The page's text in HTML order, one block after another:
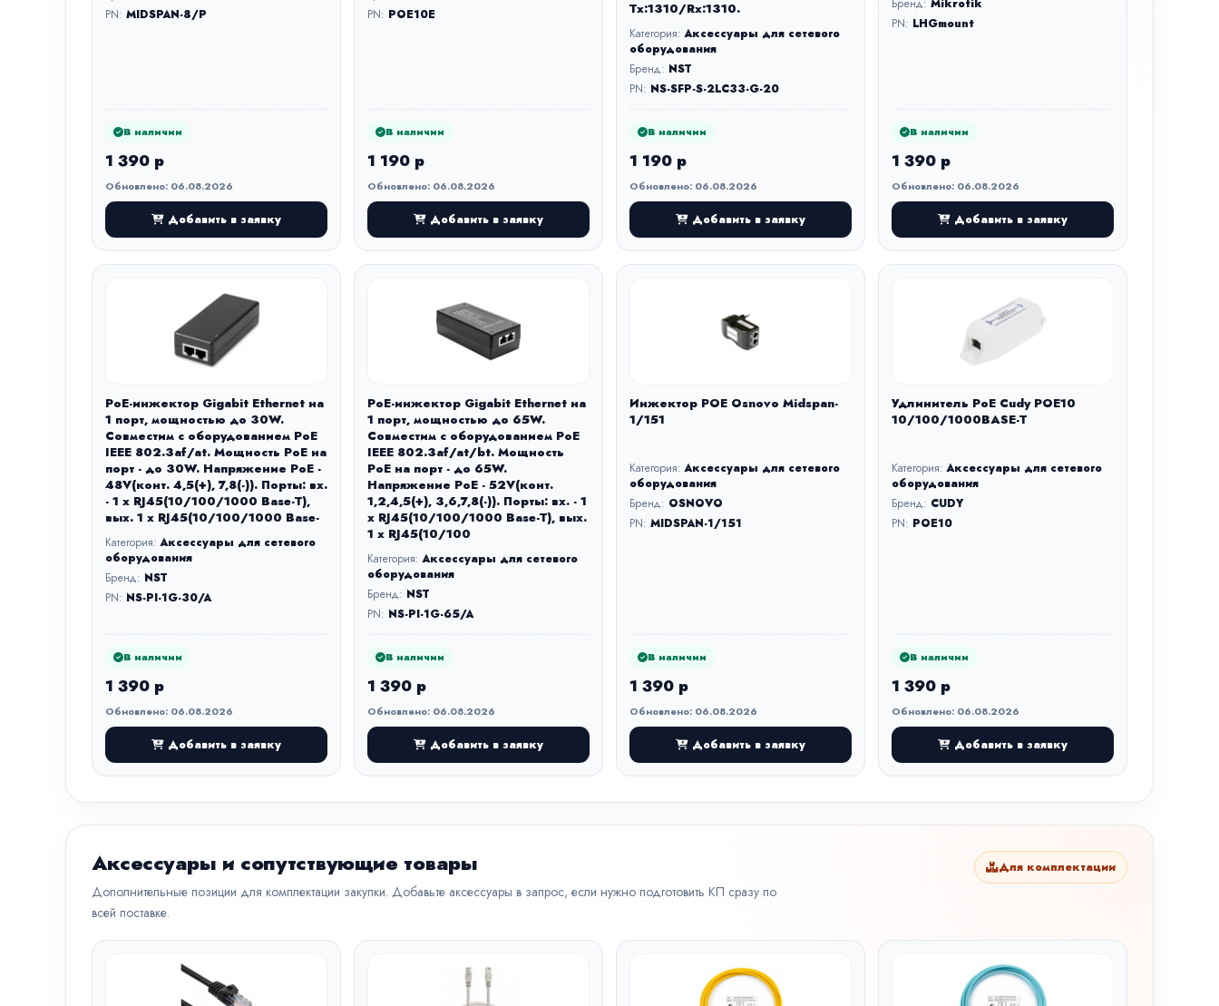
PN: MIDSPAN-8/P
В наличии
1 390 р
Обновлено: 06.08.2026
Добавить в заявку
PN: POE10E
В наличии
1 190 р
Обновлено: 06.08.2026
Добавить в заявку
Tx:1310/Rx:1310.
Категория:Аксессуары для сетевого
оборудования
Бренд: NST
PN: NS-SFP-S-2LC33-G-20
В наличии
1 190 р
Обновлено: 06.08.2026
Добавить в заявку
Бренд: Mikrotik
PN: LHGmount
В наличии
1 390 р
Обновлено: 06.08.2026
Добавить в заявку
PoE-инжектор Gigabit Ethernet на
1 порт, мощностью до 30W.
Совместим с оборудованием PoE
IEEE 802.3af/at. Мощность PoE на
порт - до 30W. Напряжение PoE -
48V(конт. 4,5(+), 7,8(-)). Порты: вх.
- 1 x RJ45(10/100/1000 Base-T),
вых. 1 x RJ45(10/100/1000 Base-
Категория:Аксессуары для сетевого
оборудования
Бренд: NST
PN: NS-PI-1G-30/A
В наличии
1 390 р
Обновлено: 06.08.2026
Добавить в заявку
PoE-инжектор Gigabit Ethernet на
1 порт, мощностью до 65W.
Совместим с оборудованием PoE
IEEE 802.3af/at/bt. Мощность
PoE на порт - до 65W.
Напряжение PoE - 52V(конт.
1,2,4,5(+), 3,6,7,8(-)). Порты: вх. - 1
x RJ45(10/100/1000 Base-T), вых.
1 x RJ45(10/100
Категория:Аксессуары для сетевого
оборудования
Бренд: NST
PN: NS-PI-1G-65/A
В наличии
1 390 р
Обновлено: 06.08.2026
Добавить в заявку
Инжектор POE Osnovo Midspan-
1/151
Категория:Аксессуары для сетевого
оборудования
Бренд: OSNOVO
PN: MIDSPAN-1/151
В наличии
1 390 р
Обновлено: 06.08.2026
Добавить в заявку
Удлинитель PoE Cudy POE10
10/100/1000BASE-T
Категория:Аксессуары для сетевого
оборудования
Бренд: CUDY
PN: POE10
В наличии
1 390 р
Обновлено: 06.08.2026
Добавить в заявку
Аксессуары и сопутствующие товары
Дополнительные позиции для комплектации закупки. Добавьте аксессуары в запрос, если нужно подготовить КП сразу по
всей поставке.
Для комплектации